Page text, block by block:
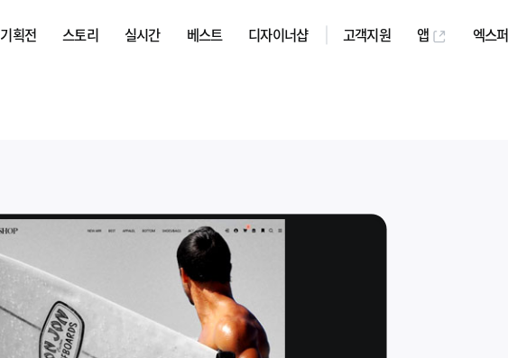
기획전 스토리 실시간 베스트 디자이너샵 고객지원 앱 엑스